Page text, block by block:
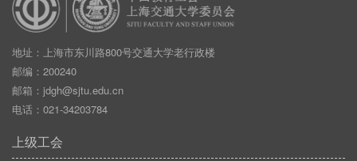
地址：上海市东川路800号交通大学老行政楼
邮编：200240
邮箱： jdgh@sjtu.edu.cn
电话：021-34203784
上级工会